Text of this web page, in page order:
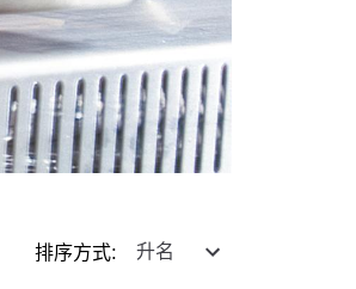
排序方式: